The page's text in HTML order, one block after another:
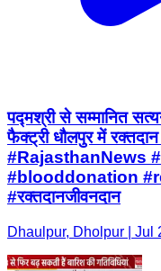
पद्मश्री से सम्मानित
फैक्ट्री धौलपुर में
#RajasthanNews
#blooddonation
#रक्तदानजीवनदान
Dhaulpur, Dholpur | Jul